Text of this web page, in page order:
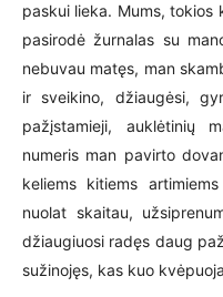
paskui lieka. Mums, tokios
pasirodė žurnalas su
nebuvau matęs, man
ir sveikino, džiaugėsi,
pažįstamieji, auklėtinių
numeris man pavirto
keliems kitiems
nuolat skaitau,
džiaugiuosi radęs daug
sužinojęs, kas kuo